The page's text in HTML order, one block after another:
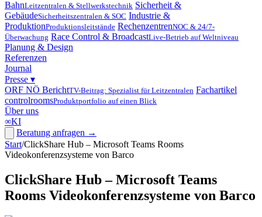
BahnLeitzentralen & Stellwerkstechnik Sicherheit &
GebäudeSicherheitszentralen & SOC Industrie &
ProduktionProduktionsleitstände RechenzentrenNOC & 24/7-
Überwachung Race Control & BroadcastLive-Betrieb auf Weltniveau
Planung & Design
Referenzen
Journal
Presse ▾
ORF NÖ BerichtTV-Beitrag: Spezialist für Leitzentralen Fachartikel
controlroomsProduktportfolio auf einen Blick
Über uns
∞KI
Beratung anfragen →
Start/ClickShare Hub – Microsoft Teams Rooms
Videokonferenzsysteme von Barco
ClickShare Hub – Microsoft Teams
Rooms Videokonferenzsysteme von Barco